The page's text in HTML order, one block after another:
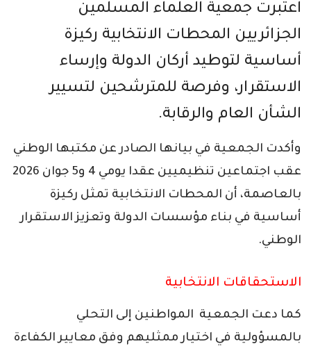
اعتبرت جمعية العلماء المسلمين
الجزائريين المحطات الانتخابية ركيزة
أساسية لتوطيد أركان الدولة وإرساء
الاستقرار، وفرصة للمترشحين لتسيير
الشأن العام والرقابة.
وأكدت الجمعية في بيانها الصادر عن مكتبها الوطني
عقب اجتماعين تنظيميين عقدا يومي 4 و5 جوان 2026
بالعاصمة، أن المحطات الانتخابية تمثل ركيزة
أساسية في بناء مؤسسات الدولة وتعزيز الاستقرار
الوطني.
الاستحقاقات الانتخابية
كما دعت الجمعية المواطنين إلى التحلي
بالمسؤولية في اختيار ممثليهم وفق معايير الكفاءة